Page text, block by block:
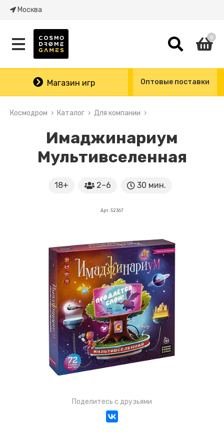
Москва
0
Магазин игр Оптовые поставки
Космодром Каталог Для компании
Имаджинариум
Мультивселенная
18+ 2–6 30 мин.
Арт. 52367
Поделитесь с друзьями